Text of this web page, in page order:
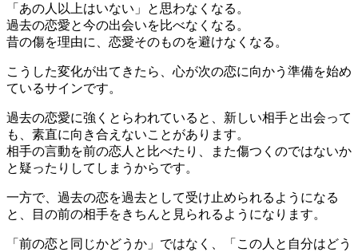
「あの人以上はいない」と思わなくなる。
過去の恋愛と今の出会いを比べなくなる。
昔の傷を理由に、恋愛そのものを避けなくなる。
こうした変化が出てきたら、心が次の恋に向かう準備を始め
ているサインです。
過去の恋愛に強くとらわれていると、新しい相手と出会って
も、素直に向き合えないことがあります。
相手の言動を前の恋人と比べたり、また傷つくのではないか
と疑ったりしてしまうからです。
一方で、過去の恋を過去として受け止められるようになる
と、目の前の相手をきちんと見られるようになります。
「前の恋と同じかどうか」ではなく、「この人と自分はどう